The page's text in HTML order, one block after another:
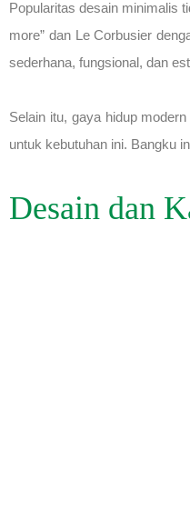
Popularitas desain minimalis
more” dan Le Corbusier
sederhana, fungsional, dan
Selain itu, gaya hidup
untuk kebutuhan ini. Bangku
Desain dan